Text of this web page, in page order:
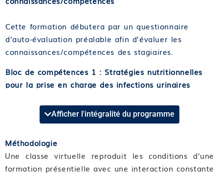
Cette formation débutera par un questionnaire
d’auto-évaluation préalable afin d’évaluer les
connaissances/compétences des stagiaires.
Bloc de compétences 1 : Stratégies nutritionnelles
pour la prise en charge des infections urinaires
Format et durée : Classe virtuelle de 1,75 heures
Compétence 01 : Connaître les infections urinaires
Module 02 : Physiopathologie
Afficher l'intégralité du programme
Méthodologie
Une classe virtuelle reproduit les conditions d’une
formation présentielle avec une interaction constante